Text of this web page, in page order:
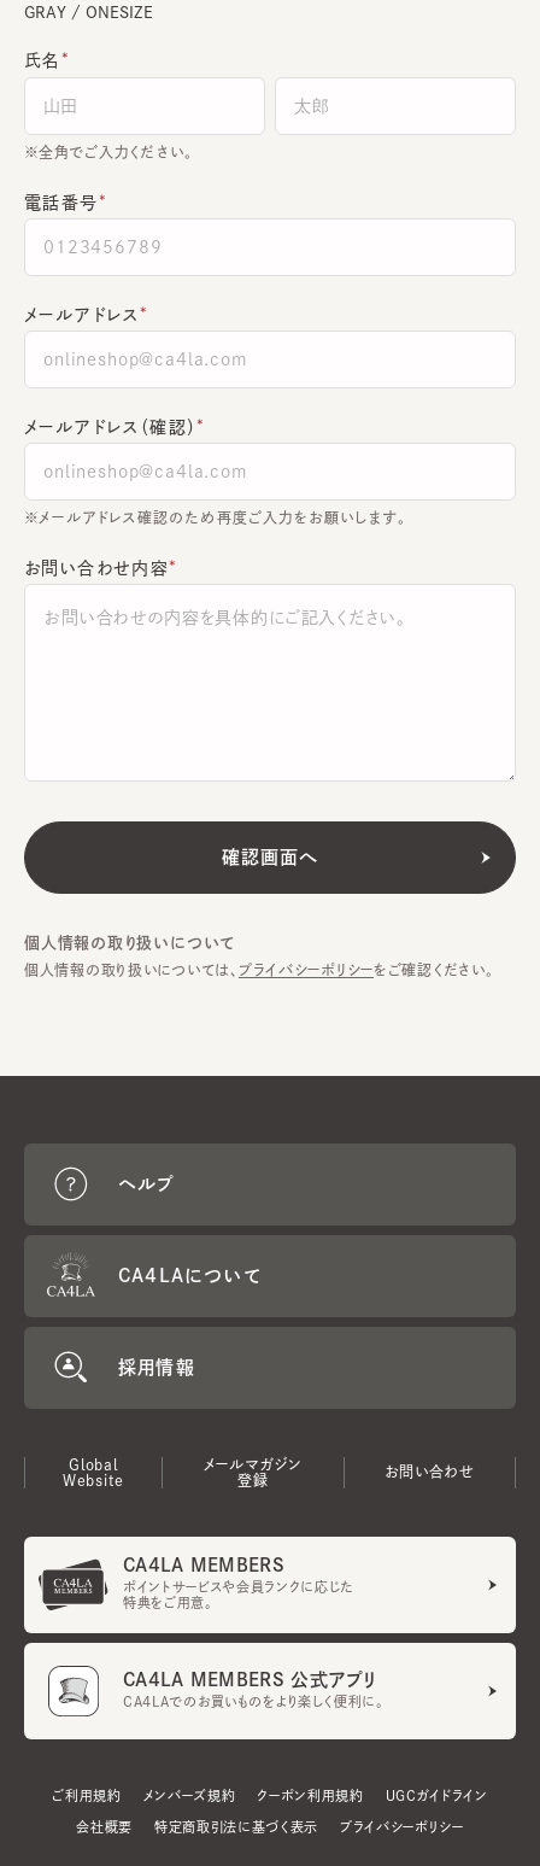
GRAY / ONESIZE
氏名
全角でご入力ください。
電話番号
メールアドレス
メールアドレス（確認）
※メールアドレス確認のため再度ご入力をお願いします。
お問い合わせ内容
個人情報の取り扱いについて
個人情報の取り扱いについては、 プライバシーポリシーをご確認ください。
ヘルプ
CA4LAについて
採用情報
Global
Website
メールマガジン
登録
お問い合わせ
CA4LA MEMBERS
ポイントサービスや会員ランクに応じた
特典をご用意。
CA4LA MEMBERS 公式アプリ
CA4LAでのお買いものをより楽しく便利に。
ご利用規約 メンバーズ規約 クーポン利用規約 UGCガイドライン
会社概要 特定商取引法に基づく表示 プライバシーポリシー